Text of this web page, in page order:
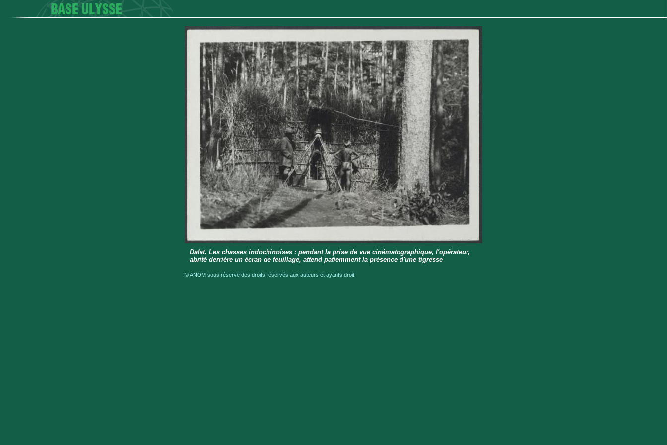
Dalat. Les chasses indochinoises : pendant la prise de vue cinématographique, l'opérateur,
abrité derrière un écran de feuillage, attend patiemment la présence d'une tigresse
© ANOM sous réserve des droits réservés aux auteurs et ayants droit